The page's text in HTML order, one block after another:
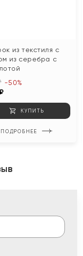
из текстиля с
из серебра с
-50%
КУПИТЬ
ПОДРОБНЕЕ